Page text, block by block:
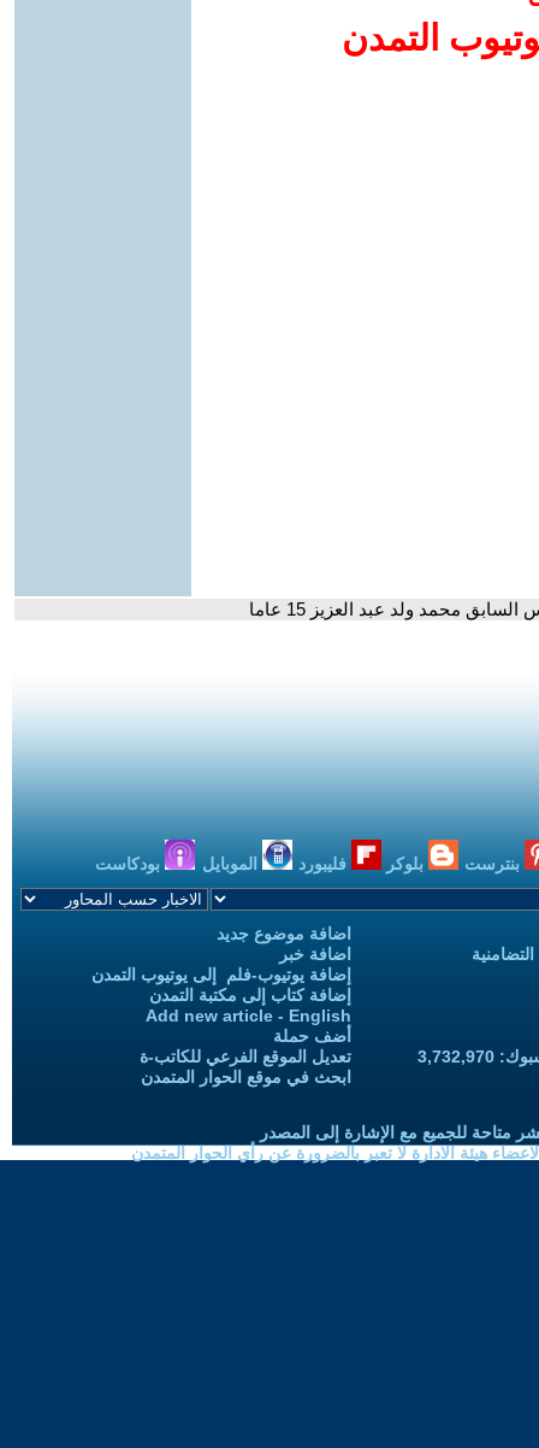
التمدن
محمد ولد عبد العزيز 15 عاما
بنترست بلوكر فليبورد الموبايل بودكاست
اضافة موضوع جديد
اضافة خبر
إضافة يوتيوب-فلم إلى يوتيوب التمدن
إضافة كتاب إلى مكتبة التمدن
Add new article - English
أضف حملة
تعديل الموقع الفرعي للكاتب-ة
ابحث في موقع الحوار المتمدن
متاحة للجميع مع الإشارة إلى المصدر
هيئة الادارة لا تعبر بالضرورة عن رأي الحوار المتمدن